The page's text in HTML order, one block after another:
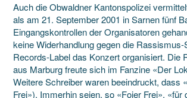
Auch die Obwaldner Kantonspolizei
als am 21. September 2001 in Sarnen fünf
Eingangskontrollen der Organisatoren
keine Widerhandlung gegen die
Records-Label das Konzert organisiert. Die
aus Marburg freute sich im Fanzine «Der
Weitere Schreiber waren beeindruckt, dass
Frei»). Immerhin seien, so «Foier Frei»,